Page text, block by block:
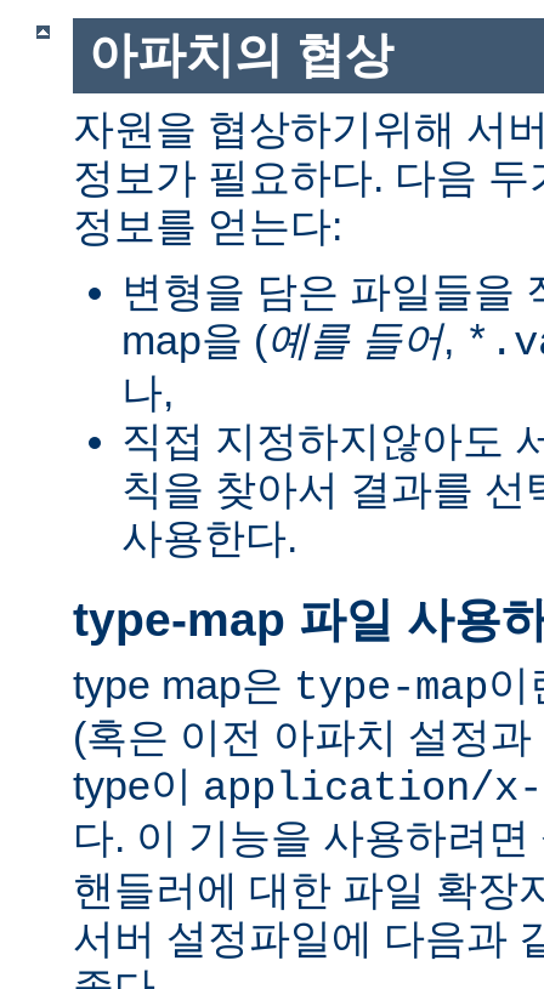
아파치의 협상
자원을 협상하기위해 서
정보가 필요하다. 다음
정보를 얻는다:
변형을 담은 파일들을
map을 (예를 들어,
나,
직접 지정하지않아도
칙을 찾아서 결과를
사용한다.
type-map 파일 사용
type map은 type-map이
(혹은 이전 아파치 설정
type이 application/x-
다. 이 기능을 사용하려
핸들러에 대한 파일 확장
서버 설정파일에 다음과